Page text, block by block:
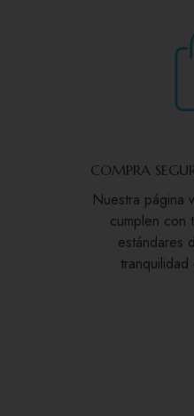
COMPRA
Nuestra página
cumplen con
estándares
tranquilidad